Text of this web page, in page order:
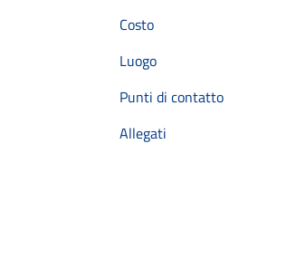
Costo
Luogo
Punti di contatto
Allegati